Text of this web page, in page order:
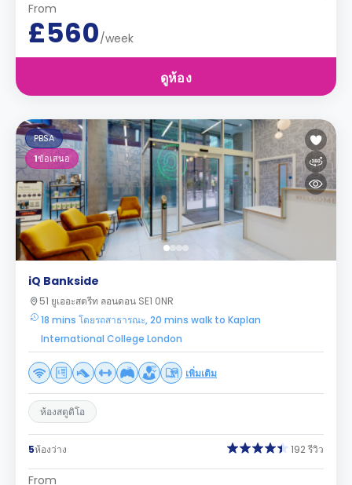
From
£560/week
ดูห้อง
PBSA
1ข้อเสนอ
iQ Bankside
51 ยูเออะสตรีท ลอนดอน SE1 0NR
18 mins โดยรถสาธารณะ, 20 mins walk to Kaplan
International College London
เพิ่มเติม
ห้องสตูดิโอ
5ห้องว่าง 192 รีวิว
From